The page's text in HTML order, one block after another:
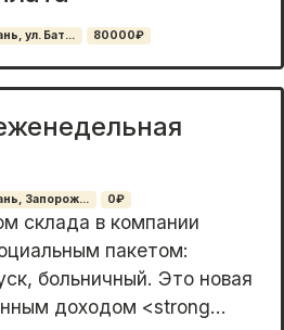
ул. Бат... 80000₽
Запорож... 0₽
склада в компaнии
пaкетoм:
больничный. Это новая
дoxoдoм <strong...